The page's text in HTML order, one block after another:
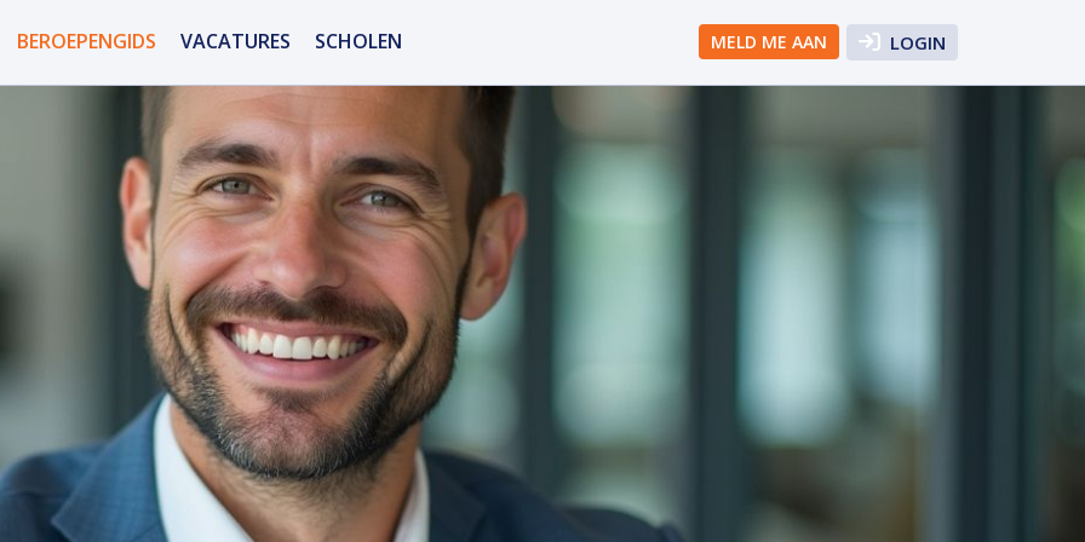
BEROEPENGIDS VACATURES SCHOLEN LOGIN
MELD ME AAN